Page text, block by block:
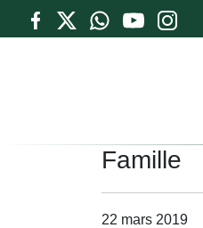
Famille
22 mars 2019